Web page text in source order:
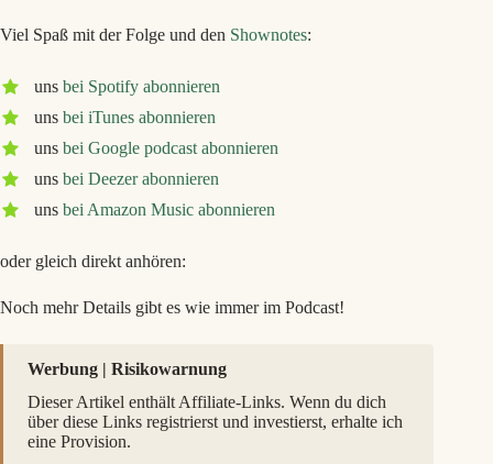
Viel Spaß mit der Folge und den Shownotes:
uns bei Spotify abonnieren
uns bei iTunes abonnieren
uns bei Google podcast abonnieren
uns bei Deezer abonnieren
uns bei Amazon Music abonnieren
oder gleich direkt anhören:
Noch mehr Details gibt es wie immer im Podcast!
Werbung | Risikowarnung
Dieser Artikel enthält Affiliate-Links. Wenn du dich
über diese Links registrierst und investierst, erhalte ich
eine Provision.